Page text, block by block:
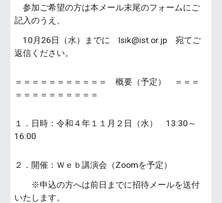
参加ご希望の方は本メール末尾のフォームにご
記入のうえ、
10月26日（水）までに lsik@ist.or.jp 宛てご
返信ください。
＝＝＝＝＝＝＝＝＝＝＝ 概要（予定） ＝＝＝
＝＝＝＝＝＝＝＝＝＝
１．日時：令和４年１１月２日（水） 13:30～
16:00
２．開催：Ｗｅｂ講演会（Zoomを予定）
※申込の方へは前日までに招待メールを送付
いたします。